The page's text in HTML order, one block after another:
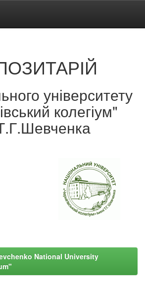
університету
колегіум"
National University